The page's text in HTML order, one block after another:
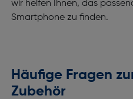
wir helfen Ihnen, das
Smartphone zu finden.
Häufige Fragen
Zubehör